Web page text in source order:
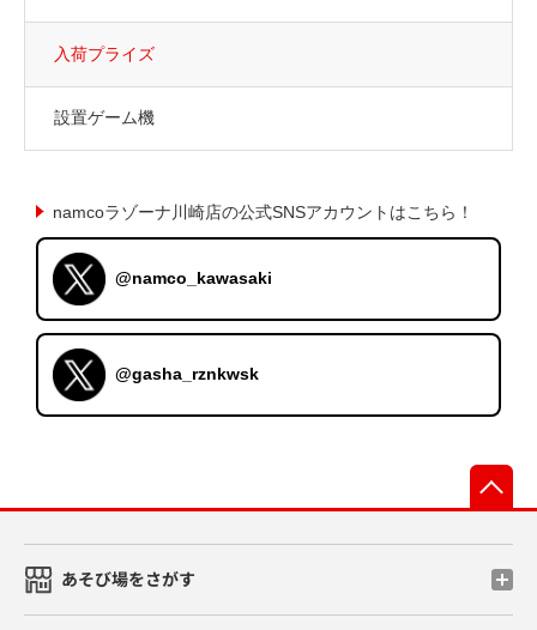
入荷プライズ
設置ゲーム機
namcoラゾーナ川崎店の公式SNSアカウントはこちら！
@namco_kawasaki
@gasha_rznkwsk
あそび場をさがす